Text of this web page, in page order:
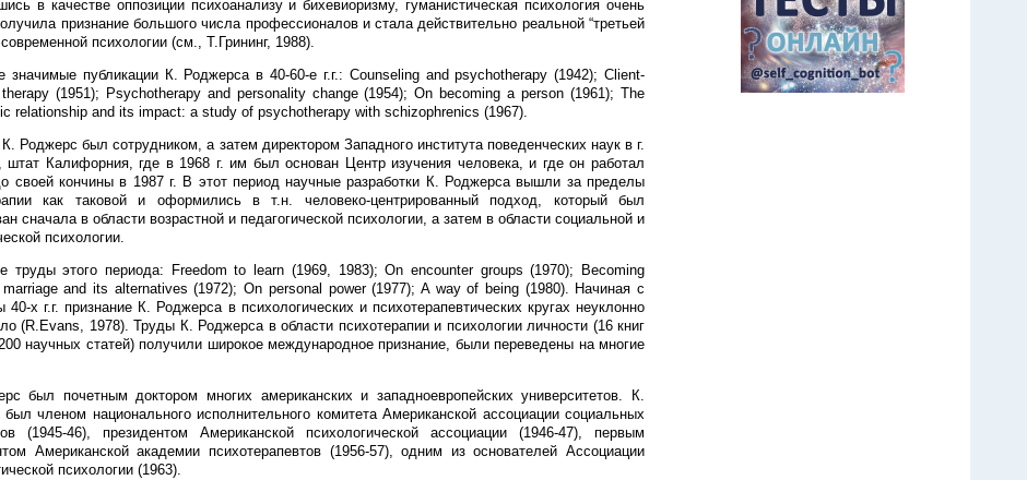
в качестве оппозиции психоанализу и бихевиоризму, гуманистическая психология очень
признание большого числа профессионалов и стала действительно реальной “третьей
психологии (см., Т.Грининг, 1988).
значимые публикации К. Роджерса в 40-60-е г.г.: Counseling and psychotherapy (1942); Client-
(1951); Psychotherapy and personality change (1954); On becoming a person (1961); The
relationship and its impact: a study of psychotherapy with schizophrenics (1967).
Роджерс был сотрудником, а затем директором Западного института поведенческих наук в г.
Калифорния, где в 1968 г. им был основан Центр изучения человека, и где он работал
своей кончины в 1987 г. В этот период научные разработки К. Роджерса вышли за пределы
как таковой и оформились в т.н. человеко-центрированный подход, который был
сначала в области возрастной и педагогической психологии, а затем в области социальной и
психологии.
труды этого периода: Freedom to learn (1969, 1983); On encounter groups (1970); Becoming
and its alternatives (1972); On personal power (1977); A way of being (1980). Начиная с
40-х г.г. признание К. Роджерса в психологических и психотерапевтических кругах неуклонно
(R.Evans, 1978). Труды К. Роджерса в области психотерапии и психологии личности (16 книг
научных статей) получили широкое международное признание, были переведены на многие
был почетным доктором многих американских и западноевропейских университетов. К.
членом национального исполнительного комитета Американской ассоциации социальных
(1945-46), президентом Американской психологической ассоциации (1946-47), первым
Американской академии психотерапевтов (1956-57), одним из основателей Ассоциации
психологии (1963).